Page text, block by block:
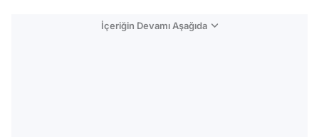
İçeriğin Devamı Aşağıda